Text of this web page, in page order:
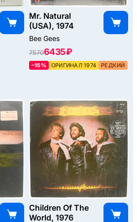
Mr. Natural
(USA), 1974
Bee Gees
75706435 ₽
–15% ОРИГИНАЛ 1974 РЕДКИЙ
Children Of The
World, 1976